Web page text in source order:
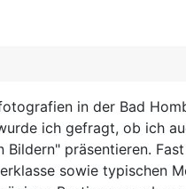
in der Bad
ich gefragt, ob ich
präsentieren.
sowie typischen